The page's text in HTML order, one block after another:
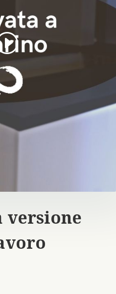
i cookie marketing e
contenuto
versione